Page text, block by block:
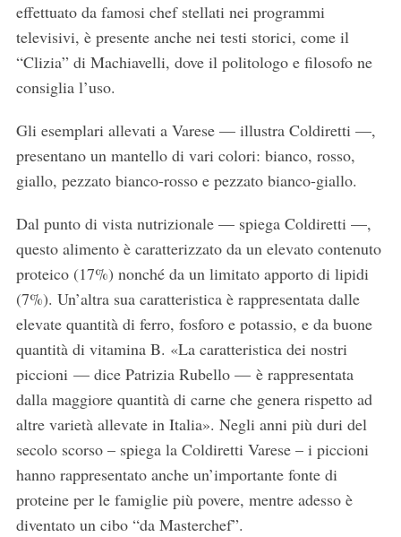
effettuato da famosi chef stellati nei programmi
televisivi, è presente anche nei testi storici, come il
“Clizia” di Machiavelli, dove il politologo e filosofo ne
consiglia l’uso.
Gli esemplari allevati a Varese — illustra Coldiretti —,
presentano un mantello di vari colori: bianco, rosso,
giallo, pezzato bianco-rosso e pezzato bianco-giallo.
Dal punto di vista nutrizionale — spiega Coldiretti —,
questo alimento è caratterizzato da un elevato contenuto
proteico (17%) nonché da un limitato apporto di lipidi
(7%). Un’altra sua caratteristica è rappresentata dalle
elevate quantità di ferro, fosforo e potassio, e da buone
quantità di vitamina B. «La caratteristica dei nostri
piccioni — dice Patrizia Rubello — è rappresentata
dalla maggiore quantità di carne che genera rispetto ad
altre varietà allevate in Italia». Negli anni più duri del
secolo scorso – spiega la Coldiretti Varese – i piccioni
hanno rappresentato anche un’importante fonte di
proteine per le famiglie più povere, mentre adesso è
diventato un cibo “da Masterchef”.